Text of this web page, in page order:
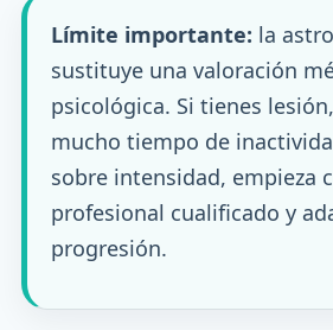
Límite importante: la
sustituye una valoración
psicológica. Si tienes
mucho tiempo de
sobre intensidad, empieza
profesional cualificado y
progresión.